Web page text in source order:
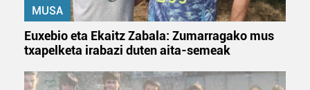
MUSA
Euxebio eta Ekaitz Zabala: Zumarragako mus
txapelketa irabazi duten aita-semeak